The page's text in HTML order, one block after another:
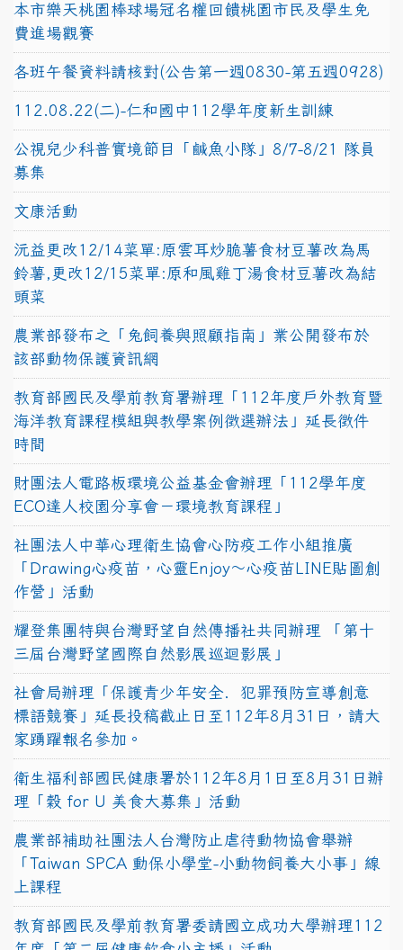
本市樂天桃園棒球場冠名權回饋桃園市民及學生免
費進場觀賽
各班午餐資料請核對(公告第一週0830-第五週0928)
112.08.22(二)-仁和國中112學年度新生訓練
公視兒少科普實境節目「鹹魚小隊」8/7-8/21 隊員
募集
文康活動
沅益更改12/14菜單:原雲耳炒脆薯食材豆薯改為馬
鈴薯,更改12/15菜單:原和風雞丁湯食材豆薯改為結
頭菜
農業部發布之「兔飼養與照顧指南」業公開發布於
該部動物保護資訊網
教育部國民及學前教育署辦理「112年度戶外教育暨
海洋教育課程模組與教學案例徵選辦法」延長徵件
時間
財團法人電路板環境公益基金會辦理「112學年度
ECO達人校園分享會－環境教育課程」
社團法人中華心理衛生協會心防疫工作小組推廣
「Drawing心疫苗，心靈Enjoy〜心疫苗LINE貼圖創
作營」活動
耀登集團特與台灣野望自然傳播社共同辦理 「第十
三屆台灣野望國際自然影展巡迴影展」
社會局辦理「保護青少年安全．犯罪預防宣導創意
標語競賽」延長投稿截止日至112年8月31日，請大
家踴躍報名參加。
衛生福利部國民健康署於112年8月1日至8月31日辦
理「穀 for U 美食大募集」活動
農業部補助社團法人台灣防止虐待動物協會舉辦
「Taiwan SPCA 動保小學堂-小動物飼養大小事」線
上課程
教育部國民及學前教育署委請國立成功大學辦理112